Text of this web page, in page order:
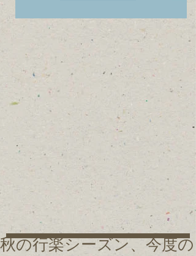
秋の行楽シーズン、今度の